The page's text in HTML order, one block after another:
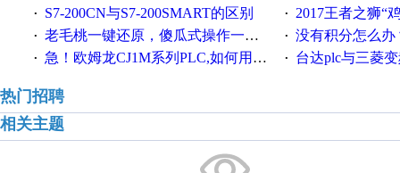
· S7-200CN与S7-200SMART的区别 · 2017王者之狮“鸡”情签到
· 老毛桃一键还原，傻瓜式操作一键轻松备份还原；程序为向导式安装，一键即可实现自动备份或还原系统。 · 没有积分怎么办
· 急！欧姆龙CJ1M系列PLC,如何用时间控制变频器。要求时间在组态王中可以自由输入！拜托各位大神了！ · 台达plc与三菱
热门招聘
相关主题